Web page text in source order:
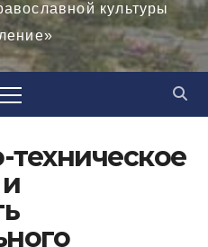
культуры